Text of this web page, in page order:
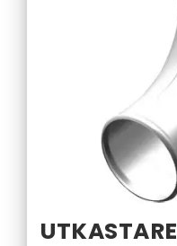
UTKASTARE